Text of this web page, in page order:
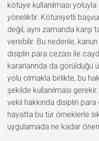
kötüye kullanılması
yöneliktir. Kötüniyetli
değil, aynı zamanda
verebilir. Bu nedenle,
disiplin para cezası ile
kararlarında da görüldüğü
yolu olmakla birlikte, bu
şekilde kullanılması
vekil hakkında disiplin para
hayatta bu tür örneklerle
uygulamada ne kadar